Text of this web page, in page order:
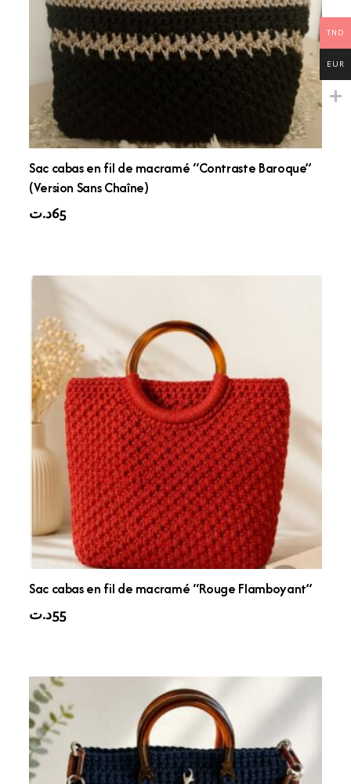
Sac cabas en fil de macramé “Contraste Baroque”
(Version Sans Chaîne)
65د.ت
Sac cabas en fil de macramé “Rouge Flamboyant”
55د.ت
TND
EUR